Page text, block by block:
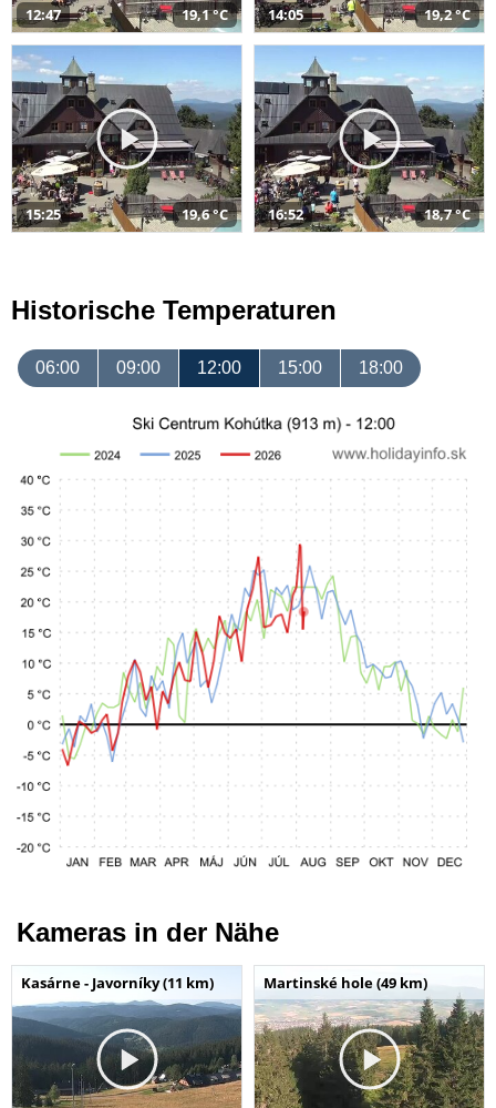
12:47 19,1 °C 14:05 19,2 °C
15:25 19,6 °C 16:52 18,7 °C
Historische Temperaturen
06:00 09:00 12:00 15:00 18:00
Kameras in der Nähe
Kasárne - Javorníky (11 km) Martinské hole (49 km)